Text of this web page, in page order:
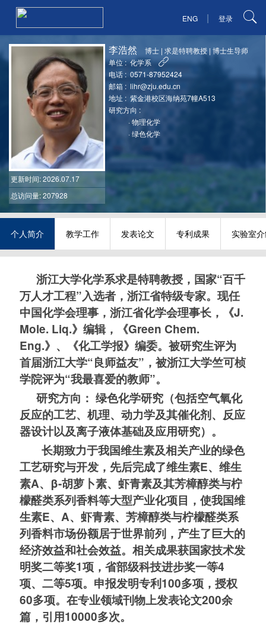
ENG | 登录
更新时间: 2026.07.17
总访问量: 207928
李浩然 博士 |求是特聘教授 |博士生导师
单位 : 化学系
电话 : 0571-87952424
邮箱 : lihr@zju.edu.cn
地址 : 紫金港校区海纳苑7幢A513
研究方向 :
·物理化学
·绿色化学
个人简介 教学工作 发表论文 专利成果 实验室
浙江大学化学系求是特聘教授，国家“百千
万人才工程”入选者，浙江省特级专家。现任
中国化学会理事，浙江省化学会理事长，
《J.
Mole. Liq.》编辑，
《Green Chem.
Eng.》、《化工学报》编委。被研究生评为
首届浙江大学“良师益友”，被浙江大学竺可桢
学院评为“我最喜爱的教师”。
研究方向： 绿色化学研究（包括空气氧化
反应的工艺、机理、动力学及其催化剂、反应
器设计以及离子液体基础及应用研究）。
长期致力于我国维生素及相关产业的绿色
工艺研究与开发，先后完成了维生素E、维生
素A、β-胡萝卜素、虾青素及其芳樟醇类与柠
檬醛类系列香料等大型产业化项目，使我国维
生素E、A、虾青素、芳樟醇类与柠檬醛类系
列香料市场份额居于世界前列，产生了巨大的
经济效益和社会效益。相关成果获国家技术发
明奖二等奖1项，省部级科技进步奖一等4
项、二等5项。申报发明专利100多项，授权
60多项。在专业领域刊物上发表论文200余
篇，引用10000多次。